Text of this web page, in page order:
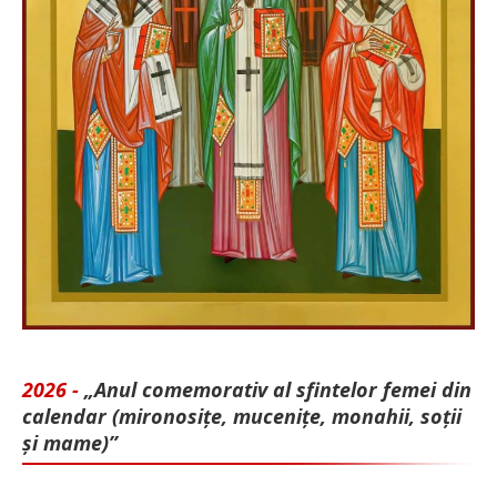
2026 - „Anul comemorativ al sfintelor femei din
calendar (mironosițe, mu­cenițe, monahii, soții
și mame)”